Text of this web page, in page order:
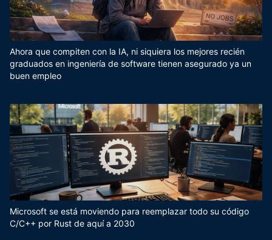
Ahora que compiten con la IA, ni siquiera los mejores recién
graduados en ingeniería de software tienen asegurado ya un
buen empleo
Microsoft se está moviendo para reemplazar todo su código
C/C++ por Rust de aquí a 2030